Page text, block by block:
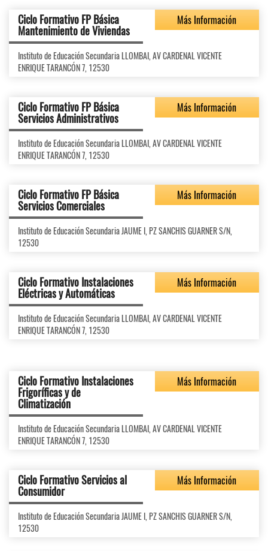
Ciclo Formativo FP Básica
Mantenimiento de Viviendas
Más Información
Instituto de Educación Secundaria LLOMBAI, AV CARDENAL VICENTE
ENRIQUE TARANCÓN 7, 12530
Ciclo Formativo FP Básica
Servicios Administrativos
Más Información
Instituto de Educación Secundaria LLOMBAI, AV CARDENAL VICENTE
ENRIQUE TARANCÓN 7, 12530
Ciclo Formativo FP Básica
Servicios Comerciales
Más Información
Instituto de Educación Secundaria JAUME I, PZ SANCHIS GUARNER S/N,
12530
Ciclo Formativo Instalaciones
Eléctricas y Automáticas
Más Información
Instituto de Educación Secundaria LLOMBAI, AV CARDENAL VICENTE
ENRIQUE TARANCÓN 7, 12530
Ciclo Formativo Instalaciones
Frigoríficas y de
Climatización
Más Información
Instituto de Educación Secundaria LLOMBAI, AV CARDENAL VICENTE
ENRIQUE TARANCÓN 7, 12530
Ciclo Formativo Servicios al
Consumidor
Más Información
Instituto de Educación Secundaria JAUME I, PZ SANCHIS GUARNER S/N,
12530